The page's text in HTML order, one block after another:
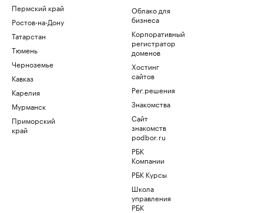
Пермский край
Ростов-на-Дону
Татарстан
Тюмень
Черноземье
Кавказ
Карелия
Мурманск
Приморский
край
Облако для
бизнеса
Корпоративный
регистратор
доменов
Хостинг
сайтов
Рег.решения
Знакомства
Сайт
знакомств
podbor.ru
РБК
Компании
РБК Курсы
Школа
управления
РБК